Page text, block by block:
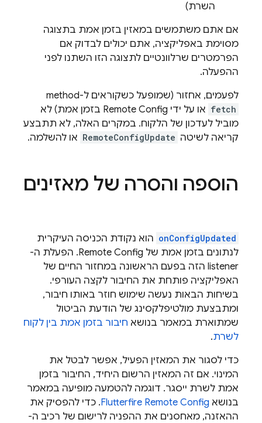
השרת)
אם אתם משתמשים במאזין בזמן אמת בתצוגה
מסוימת באפליקציה, אתם יכולים לבדוק אם
הפרמטרים שרלוונטיים לתצוגה הזו השתנו לפני
ההפעלה.
לפעמים, אחזור (שמופעל כשקוראים ל-method‏
fetch או על ידי Remote Config בזמן אמת) לא
מוביל לעדכון של הלקוח. במקרים האלה, לא תתבצע
קריאה לשיטה RemoteConfigUpdate או להשלמה.
הוספה והסרה של מאזינים
onConfigUpdated הוא נקודת הכניסה העיקרית
לנתונים בזמן אמת של Remote Config. הפעלת ה-
listener הזה בפעם הראשונה במחזור החיים של
האפליקציה פותחת את החיבור לקצה העורפי.
בשיחות הבאות נעשה שימוש חוזר באותו חיבור,
ומתבצעת מולטיפלקסינג של הודעת הביטול
שמתוארת במאמר בנושא חיבור בזמן אמת בין לקוח
לשרת.
כדי לסגור את המאזין הפעיל, אפשר לבטל את
המינוי. אם זה המאזין הרשום היחיד, החיבור בזמן
אמת לשרת ייסגר. דוגמה להטמעה מופיעה במאמר
בנושא
Flutterfire Remote Config
. כדי להפסיק את
ההאזנה, מאחסנים את ההפניה לרישום של רכיב ה-